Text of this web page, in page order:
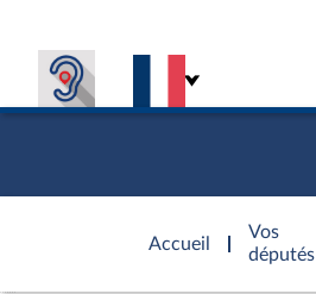
Accueil
d'accueil
Vos
députés